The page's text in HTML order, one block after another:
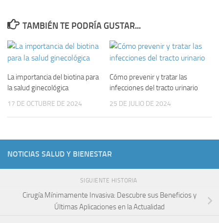
TAMBIÉN TE PODRÍA GUSTAR...
La importancia del biotina para
la salud ginecológica
17 DE OCTUBRE DE 2024
Cómo prevenir y tratar las
infecciones del tracto urinario
25 DE JULIO DE 2024
NOTICIAS SALUD Y BIENESTAR
SIGUIENTE HISTORIA
Cirugía Mínimamente Invasiva: Descubre sus Beneficios y
Últimas Aplicaciones en la Actualidad